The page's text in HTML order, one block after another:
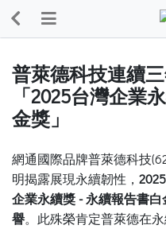
普萊德科技連續
「2025台灣企業
金獎」
網通國際品牌普萊德科技
明揭露展現永續韌性，
企業永續獎 - 永續報告書
譽。此殊榮肯定普萊德在